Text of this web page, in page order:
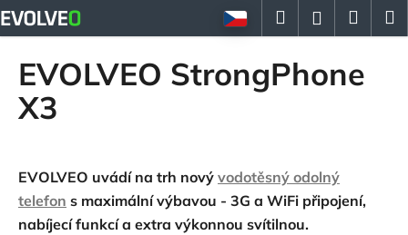
Přejít
na
obsah
Hledat
EVOLVEO StrongPhone
X3
EVOLVEO uvádí na trh nový vodotěsný odolný
telefon s maximální výbavou - 3G a WiFi připojení,
nabíjecí funkcí a extra výkonnou svítilnou.
K
o
C
o
o
t
ř